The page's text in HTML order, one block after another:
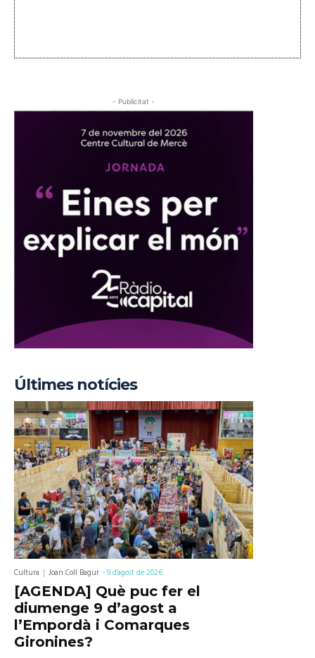
- Publicitat -
Últimes notícies
Cultura Joan Coll Bagur -9 d'agost de 2026
[AGENDA] Què puc fer el
diumenge 9 d’agost a
l’Empordà i Comarques
Gironines?